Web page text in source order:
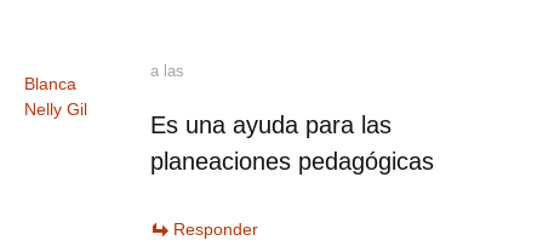
Blanca
Nelly Gil
a las
Es una ayuda para las
planeaciones pedagógicas
Responder